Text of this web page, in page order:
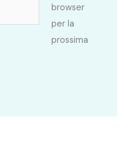
browser
per la
prossima